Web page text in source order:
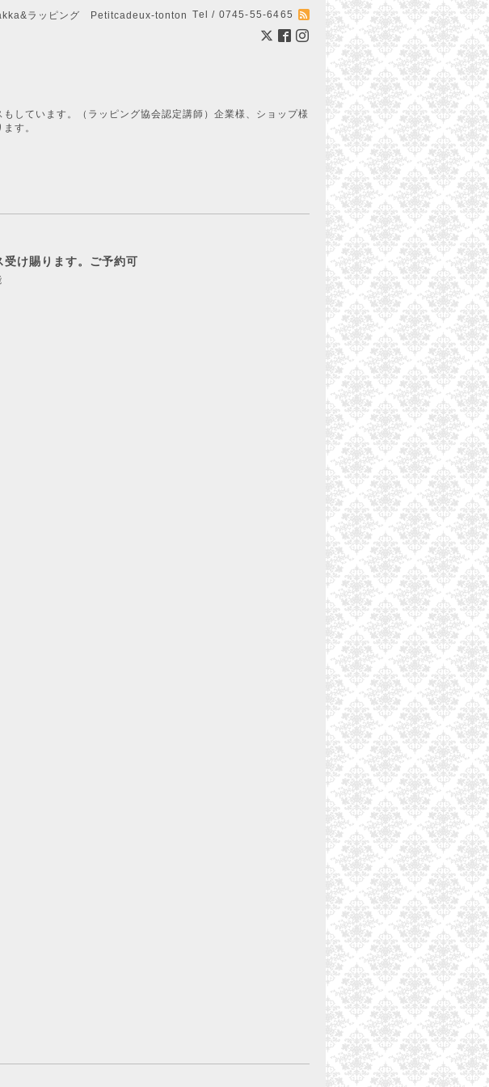
ラッピング Petitcadeux-tonton Tel / 0745-55-6465
しています。（ラッピング協会認定講師）企業様、ショップ様
す。
け賜ります。ご予約可